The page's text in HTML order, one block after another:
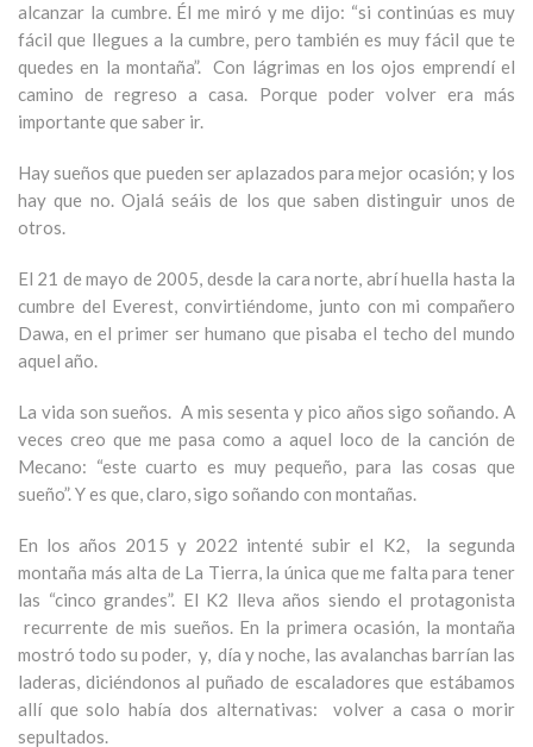
alcanzar la cumbre. Él me miró y me dijo: “si continúas es muy
fácil que llegues a la cumbre, pero también es muy fácil que te
quedes en la montaña”. Con lágrimas en los ojos emprendí el
camino de regreso a casa. Porque poder volver era más
importante que saber ir.
Hay sueños que pueden ser aplazados para mejor ocasión; y los
hay que no. Ojalá seáis de los que saben distinguir unos de
otros.
El 21 de mayo de 2005, desde la cara norte, abrí huella hasta la
cumbre del Everest, convirtiéndome, junto con mi compañero
Dawa, en el primer ser humano que pisaba el techo del mundo
aquel año.
La vida son sueños. A mis sesenta y pico años sigo soñando. A
veces creo que me pasa como a aquel loco de la canción de
Mecano: “este cuarto es muy pequeño, para las cosas que
sueño”. Y es que, claro, sigo soñando con montañas.
En los años 2015 y 2022 intenté subir el K2, la segunda
montaña más alta de La Tierra, la única que me falta para tener
las “cinco grandes”. El K2 lleva años siendo el protagonista
recurrente de mis sueños. En la primera ocasión, la montaña
mostró todo su poder, y, día y noche, las avalanchas barrían las
laderas, diciéndonos al puñado de escaladores que estábamos
allí que solo había dos alternativas: volver a casa o morir
sepultados.